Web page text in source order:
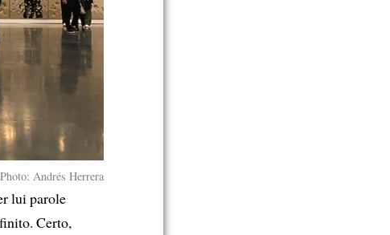
Andrés Herrera
lui parole
Certo,